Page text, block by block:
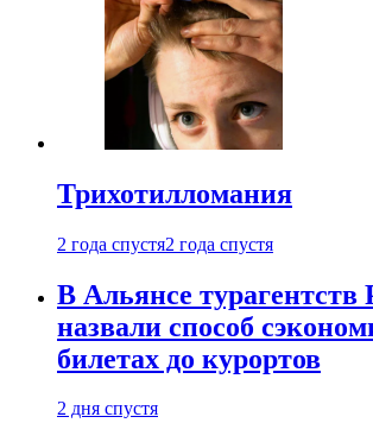
Трихотилломания
2 года спустя2 года спустя
В Альянсе турагентств
назвали способ
билетах до курортов
2 дня спустя